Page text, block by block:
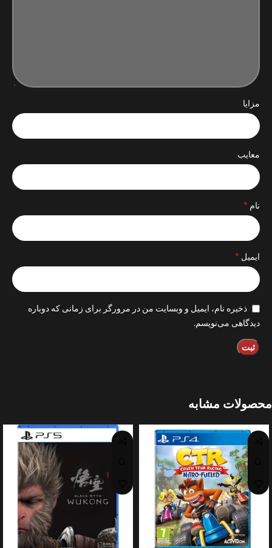
مزایا
معایب
نام *
ایمیل *
ذخیره نام، ایمیل و وبسایت من در مرورگر برای زمانی که دوباره
دیدگاهی می‌نویسم.
محصولات مشابه